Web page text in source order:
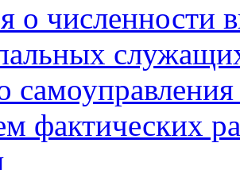
о
фактических